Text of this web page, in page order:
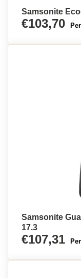
Samsonite
€103,70
Samsonite
17.3
€107,31